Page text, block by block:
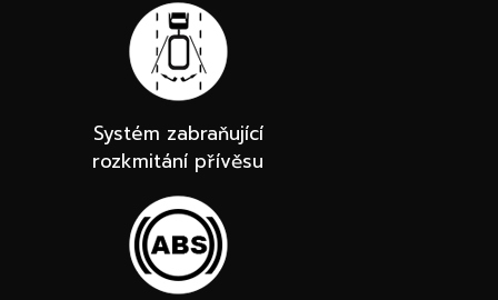
Systém zabraňující
rozkmitání přívěsu